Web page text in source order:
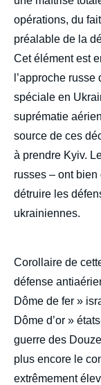
opérations, du
préalable de la
Cet élément est
l’approche
spéciale en
suprématie
source de ces
à prendre Kyiv.
russes – ont bien
détruire les
ukrainiennes.
Corollaire de
défense
Dôme de fer »
Dôme d’or »
guerre des
plus encore le
extrêmement